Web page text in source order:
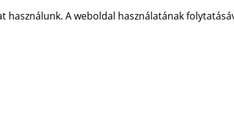
A weboldal használatának